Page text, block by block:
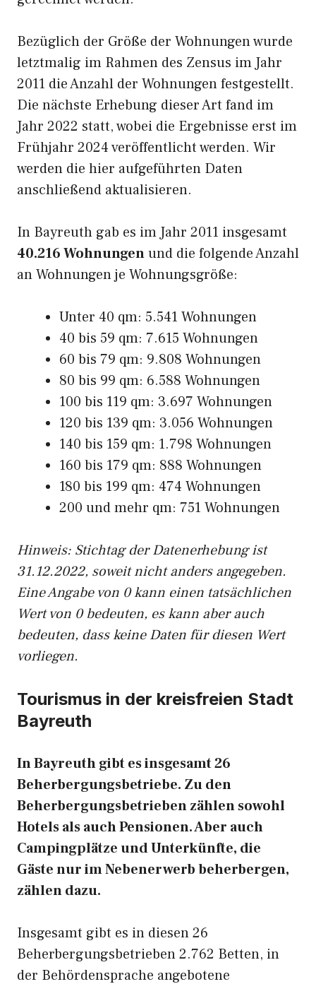
Bezüglich der Größe der Wohnungen wurde
letztmalig im Rahmen des Zensus im Jahr
2011 die Anzahl der Wohnungen festgestellt.
Die nächste Erhebung dieser Art fand im
Jahr 2022 statt, wobei die Ergebnisse erst im
Frühjahr 2024 veröffentlicht werden. Wir
werden die hier aufgeführten Daten
anschließend aktualisieren.
In Bayreuth gab es im Jahr 2011 insgesamt
40.216 Wohnungenund die folgende Anzahl
an Wohnungen je Wohnungsgröße:
Unter 40 qm: 5.541 Wohnungen
40 bis 59 qm: 7.615 Wohnungen
60 bis 79 qm: 9.808 Wohnungen
80 bis 99 qm: 6.588 Wohnungen
100 bis 119 qm: 3.697 Wohnungen
120 bis 139 qm: 3.056 Wohnungen
140 bis 159 qm: 1.798 Wohnungen
160 bis 179 qm: 888 Wohnungen
180 bis 199 qm: 474 Wohnungen
200 und mehr qm: 751 Wohnungen
Hinweis: Stichtag der Datenerhebung ist
31.12.2022, soweit nicht anders angegeben.
Eine Angabe von 0 kann einen tatsächlichen
Wert von 0 bedeuten, es kann aber auch
bedeuten, dass keine Daten für diesen Wert
vorliegen.
Tourismus in der kreisfreien Stadt
Bayreuth
In Bayreuth gibt es insgesamt 26
Beherbergungsbetriebe. Zu den
Beherbergungsbetrieben zählen sowohl
Hotels als auch Pensionen. Aber auch
Campingplätze und Unterkünfte, die
Gäste nur im Nebenerwerb beherbergen,
zählen dazu.
Insgesamt gibt es in diesen 26
Beherbergungsbetrieben 2.762 Betten, in
der Behördensprache angebotene